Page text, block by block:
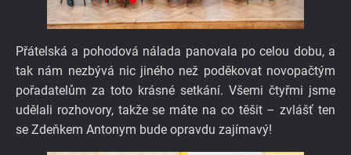
Přátelská a pohodová nálada panovala po celou dobu, a
tak nám nezbývá nic jiného než poděkovat novopačtým
pořadatelům za toto krásné setkání. Všemi čtyřmi jsme
udělali rozhovory, takže se máte na co těšit – zvlášť ten
se Zdeňkem Antonym bude opravdu zajímavý!